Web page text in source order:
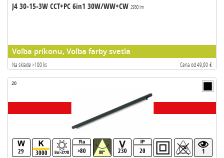
J4 30-15-3W CCT+PC 6in1 30W/WW+CW 2930 lm
Voľba príkonu, Voľba farby svetla
Na sklade >100 ks Cena od 49,00 €
20
29 3000 lm>3770 >80 80° 230 20 1